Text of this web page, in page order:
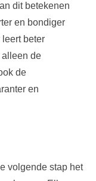
dit betekenen
en bondiger
beter
alleen de
de
en
volgende stap het